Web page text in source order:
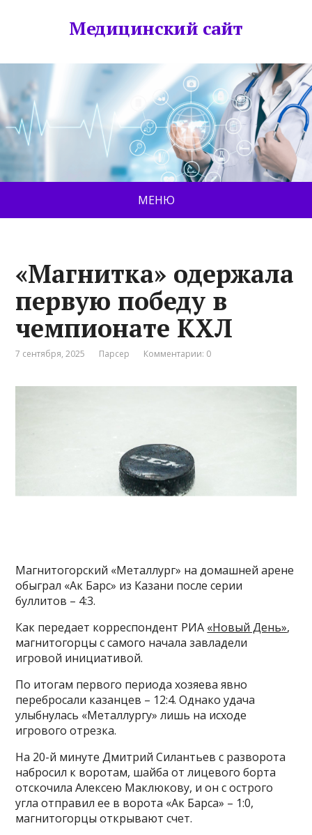
Медицинский сайт
МЕНЮ
«Магнитка» одержала
первую победу в
чемпионате КХЛ
7 сентября, 2025 Парсер Комментарии: 0
Магнитогорский «Металлург» на домашней арене
обыграл «Ак Барс» из Казани после серии
буллитов – 4:3.
Как передает корреспондент РИА «Новый День»,
магнитогорцы с самого начала завладели
игровой инициативой.
По итогам первого периода хозяева явно
перебросали казанцев – 12:4. Однако удача
улыбнулась «Металлургу» лишь на исходе
игрового отрезка.
На 20-й минуте Дмитрий Силантьев с разворота
набросил к воротам, шайба от лицевого борта
отскочила Алексею Маклюкову, и он с острого
угла отправил ее в ворота «Ак Барса» – 1:0,
магнитогорцы открывают счет.